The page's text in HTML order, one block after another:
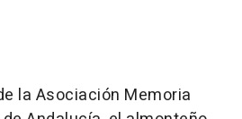
la Asociación Memoria